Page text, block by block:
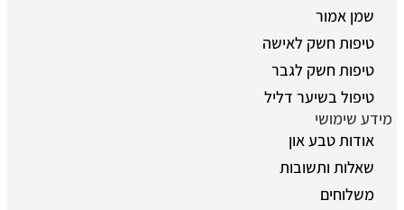
שמן אמור
טיפות חשק לאישה
טיפות חשק לגבר
טיפול בשיער דליל
מידע שימושי
אודות טבע און
שאלות ותשובות
משלוחים